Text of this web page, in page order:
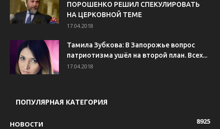
ПОРОШЕНКО РЕШИЛ СПЕКУЛИРОВАТЬ
НА ЦЕРКОВНОЙ ТЕМЕ
17.04.2018
Тамила Зубкова: В Запорожье вопрос
патриотизма ушёл на второй план. Всех...
17.04.2018
ПОПУЛЯРНАЯ КАТЕГОРИЯ
НОВОСТИ
8925